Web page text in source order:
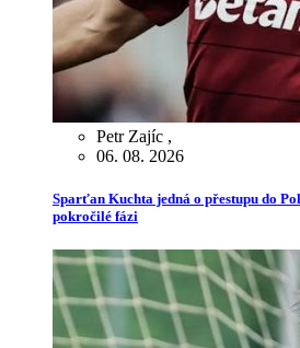
Petr Zajíc ,
06. 08. 2026
Sparťan Kuchta jedná o přestupu do
pokročilé fázi